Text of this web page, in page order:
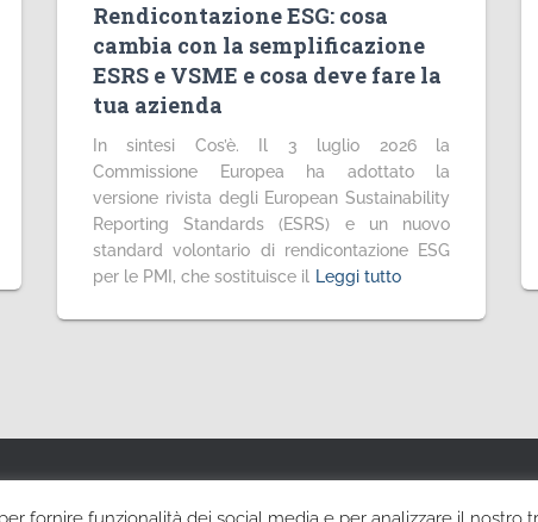
Rendicontazione ESG: cosa
cambia con la semplificazione
ESRS e VSME e cosa deve fare la
tua azienda
In sintesi Cos’è. Il 3 luglio 2026 la
Commissione Europea ha adottato la
versione rivista degli European Sustainability
Reporting Standards (ESRS) e un nuovo
standard volontario di rendicontazione ESG
per le PMI, che sostituisce il
Leggi tutto